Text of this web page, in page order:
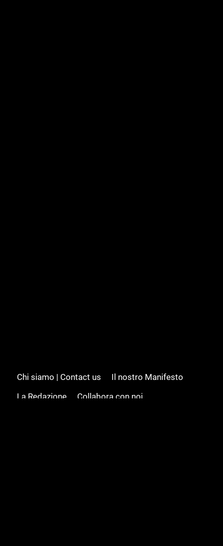
Chi siamo | Contact us
Il nostro Manifesto
La Redazione
Collabora con noi